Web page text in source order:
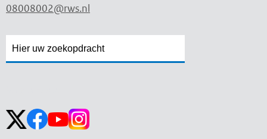
08008002@rws.nl